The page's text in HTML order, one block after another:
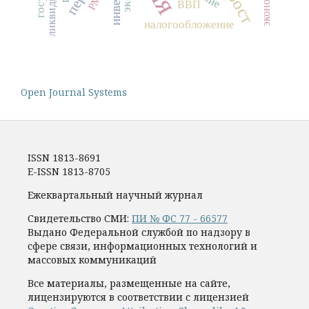
налогообложение
ВВП
Open Journal Systems
ISSN 1813-8691
E-ISSN 1813-8705
Ежеквартальный научный журнал
Свидетельство СМИ: ПИ № ФС 77 - 66577
Выдано Федеральной службой по надзору в
сфере связи, информационных технологий и
массовых коммуникаций
Все материалы, размещенные на сайте,
лицензируются в соответствии с лицензией